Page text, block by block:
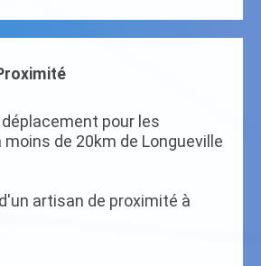
pour les
de 20km de Longueville
artisan de proximité à